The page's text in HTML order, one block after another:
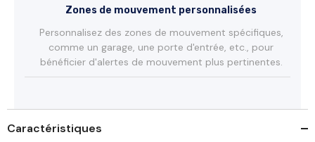
Zones de mouvement personnalisées
Personnalisez des zones de mouvement spécifiques,
comme un garage, une porte d'entrée, etc., pour
bénéficier d'alertes de mouvement plus pertinentes.
Caractéristiques